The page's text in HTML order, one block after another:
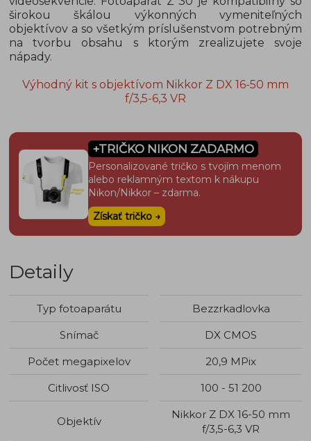
širokou škálou výkonných vymeniteľných
objektívov a so všetkým príslušenstvom potrebným
na tvorbu obsahu s ktorým zrealizujete svoje
nápady.
Výhodný kit s objektívom Nikkor Z DX 16-50 mm
f/3,5-6,3 VR
+TRIČKO NIKON ZADARMO
Personalizované tričko s tvojím menom
alebo reklamným textom k nákupu
Nikon/Nikkor – zdarma.
Získať tričko →
Detaily
Typ fotoaparátu
Bezzrkadlovka
Snímač
DX CMOS
Počet megapixelov
20,9 MPix
Citlivosť ISO
100 - 51 200
Objektív
Nikkor Z DX 16-50 mm
f/3,5-6,3 VR